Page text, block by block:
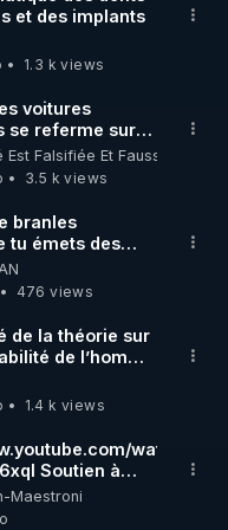
(stages,
ODYSEE
aussi sur la
et des implants
1.3 k views
voitures
se referme sur
!
Falsifiée Et Fausse
3.5 k views
branles
tu émets des
juste omis de
476 views
de la théorie sur
de l’homme
le dioxyde de
1.4 k views
watch?
à
du Vivant
Maestroni